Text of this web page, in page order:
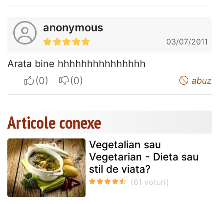
anonymous
03/07/2011
Arata bine hhhhhhhhhhhhhhh
I apreciateI do not appreciate abuz
Articole conexe
Vegetalian sau
Vegetarian - Dieta sau
stil de viata?